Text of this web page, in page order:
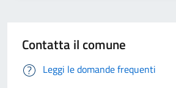
Contatta il comune
Leggi le domande frequenti